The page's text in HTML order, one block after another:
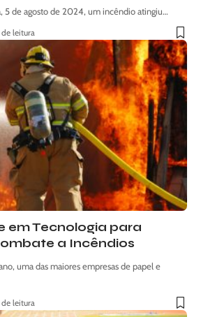
5 de agosto de 2024, um incêndio atingiu…
leitura
em Tecnologia para
a Incêndios
uma das maiores empresas de papel e
leitura